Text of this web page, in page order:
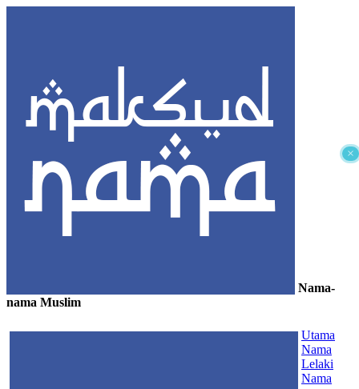
×
Nama-
nama Muslim
Utama
Nama
Lelaki
Nama